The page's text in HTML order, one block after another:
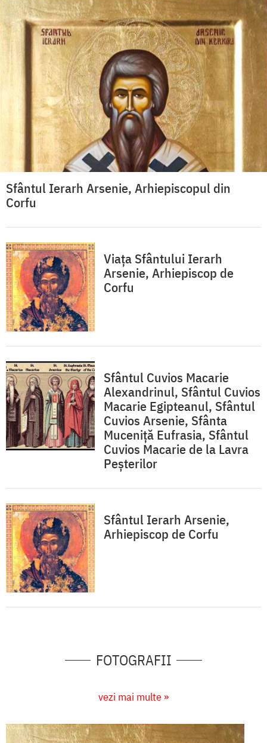
Sfântul Ierarh Arsenie, Arhiepiscopul din
Corfu
Viața Sfântului Ierarh
Arsenie, Arhiepiscop de
Corfu
Sfântul Cuvios Macarie
Alexandrinul, Sfântul Cuvios
Macarie Egipteanul, Sfântul
Cuvios Arsenie, Sfânta
Muceniță Eufrasia, Sfântul
Cuvios Macarie de la Lavra
Peșterilor
Sfântul Ierarh Arsenie,
Arhiepiscop de Corfu
FOTOGRAFII
vezi mai multe »